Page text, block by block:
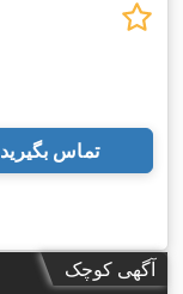
تماس بگیرید
آگهی کوچک